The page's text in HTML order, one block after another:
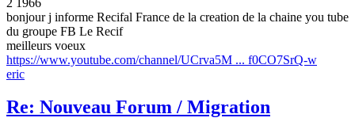
bonjour j informe Recifal France de la creation de la chaine you tube
du groupe FB Le Recif
meilleurs voeux
https://www.youtube.com/channel/UCrva5M ... f0CO7SrQ-w
eric
Re: Nouveau Forum / Migration